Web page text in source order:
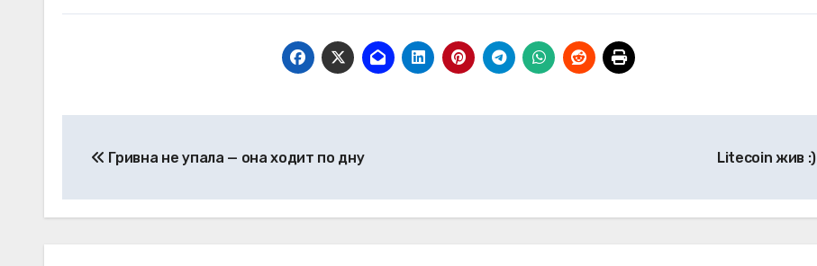
по
записям
Гривна не упала — она ходит по дну Litecoin жив :)